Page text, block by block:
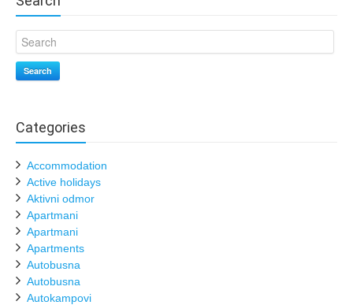
Search
Categories
Accommodation
Active holidays
Aktivni odmor
Apartmani
Apartmani
Apartments
Autobusna
Autobusna
Autokampovi